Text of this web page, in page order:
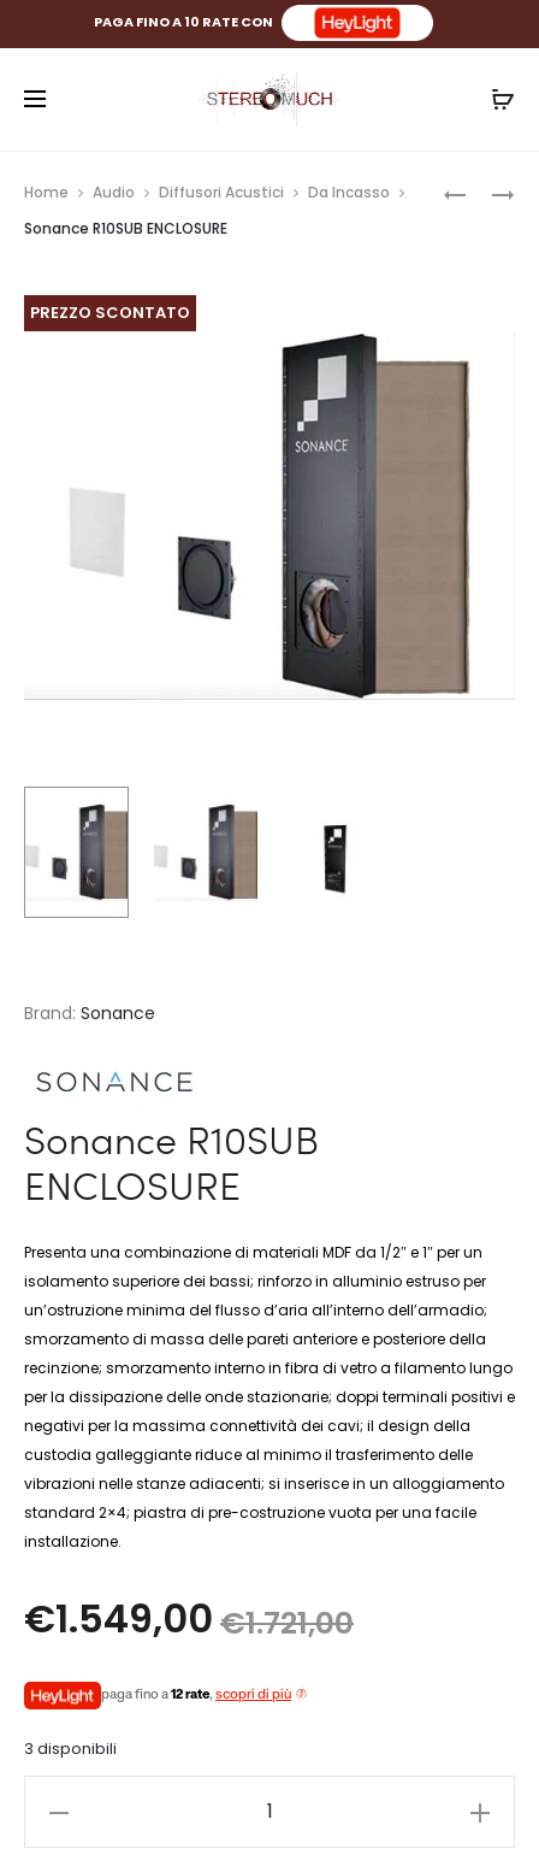
PAGA FINO A 10 RATE CON
SONANCE
SONANCE
Home Audio Diffusori Acustici
Da Incasso
Sonance R10SUB ENCLOSURE
PREZZO SCONTATO
Brand: Sonance
Sonance R10SUB
ENCLOSURE
Presenta una combinazione di materiali MDF da 1/2″ e 1″ per un
isolamento superiore dei bassi; rinforzo in alluminio estruso per
un’ostruzione minima del flusso d’aria all’interno dell’armadio;
smorzamento di massa delle pareti anteriore e posteriore della
recinzione; smorzamento interno in fibra di vetro a filamento lungo
per la dissipazione delle onde stazionarie; doppi terminali positivi e
negativi per la massima connettività dei cavi; il design della
custodia galleggiante riduce al minimo il trasferimento delle
vibrazioni nelle stanze adiacenti; si inserisce in un alloggiamento
standard 2×4; piastra di pre-costruzione vuota per una facile
installazione.
€1.721,00
Il
originale
era:
€1.721,00.
€1.549,00
è:
paga fino a12 rate, scopri di più
3 disponibili